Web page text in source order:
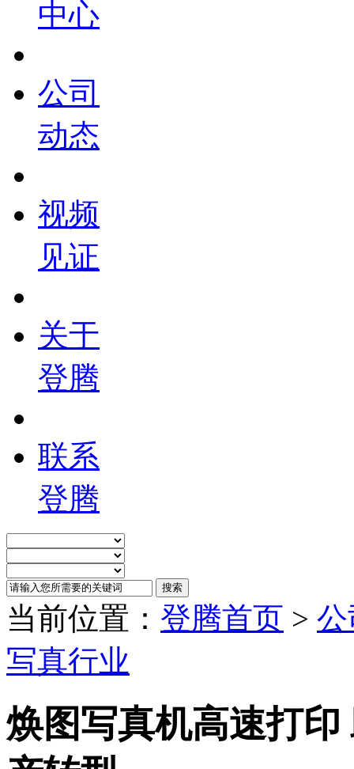
中心
公司
动态
视频
见证
关于
登腾
联系
登腾
当前位置： 登腾首页 >
写真行业
焕图写真机高速打